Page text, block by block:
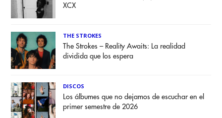
XCX
THE STROKES
The Strokes – Reality Awaits: La realidad
dividida que los espera
DISCOS
Los álbumes que no dejamos de escuchar en el
primer semestre de 2026